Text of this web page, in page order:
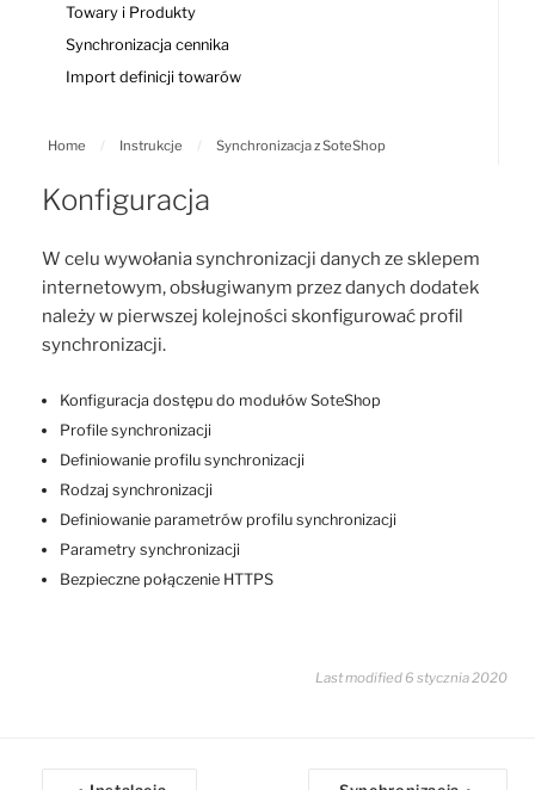
Towary i Produkty
Synchronizacja cennika
Import definicji towarów
Home / Instrukcje / Synchronizacja z SoteShop
Konfiguracja
W celu wywołania synchronizacji danych ze sklepem
internetowym, obsługiwanym przez danych dodatek
należy w pierwszej kolejności skonfigurować profil
synchronizacji.
Konfiguracja dostępu do modułów SoteShop
Profile synchronizacji
Definiowanie profilu synchronizacji
Rodzaj synchronizacji
Definiowanie parametrów profilu synchronizacji
Parametry synchronizacji
Bezpieczne połączenie HTTPS
Last modified 6 stycznia 2020